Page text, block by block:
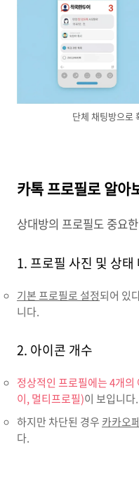
단체 채팅방으로
카톡 프로필로 알아
상대방의 프로필도 중요
1. 프로필 사진 및 상태
기본 프로필로 설정되어 있
니다.
2. 아이콘 개수
정상적인 프로필에는 4개
이, 멀티프로필)이 보입니다.
하지만 차단된 경우 카카오
다.